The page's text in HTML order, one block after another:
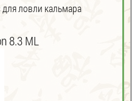
ловли кальмара
8.3 ML